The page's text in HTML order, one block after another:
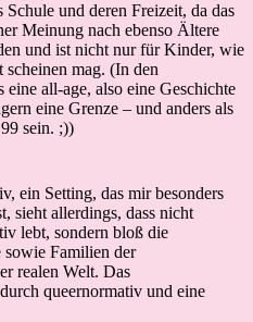
und deren Freizeit, da das
Meinung nach ebenso Ältere
und ist nicht nur für Kinder, wie
mag. (In den
eine all-age, also eine Geschichte
eine Grenze – und anders als
sein. ;))
ein Setting, das mir besonders
sieht allerdings, dass nicht
lebt, sondern bloß die
sowie Familien der
realen Welt. Das
queernormativ und eine